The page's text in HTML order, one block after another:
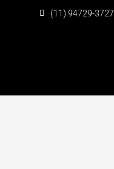
(11) 94729-3727